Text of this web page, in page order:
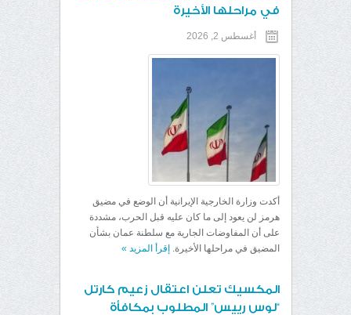
في مراحلها الأخيرة
أغسطس 2, 2026
أكدت وزارة الخارجية الإيرانية أن الوضع في مضيق
هرمز لن يعود إلى ما كان عليه قبل الحرب، مشددة
على أن المفاوضات الجارية مع سلطنة عمان بشأن
المضيق في مراحلها الأخيرة. إقرأ المزيد »
المكسيك تعلن اعتقال زعيم كارتل
“لوس رييس” المطلوب بمكافأة